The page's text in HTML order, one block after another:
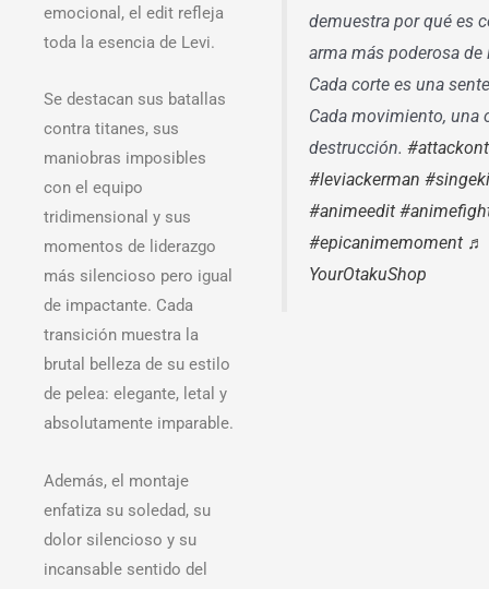
emocional, el edit refleja
toda la esencia de Levi.
Se destacan sus batallas
contra titanes, sus
maniobras imposibles
con el equipo
tridimensional y sus
momentos de liderazgo
más silencioso pero igual
de impactante. Cada
transición muestra la
brutal belleza de su estilo
de pelea: elegante, letal y
absolutamente imparable.
Además, el montaje
enfatiza su soledad, su
dolor silencioso y su
incansable sentido del
demuestra por qué es
arma más poderosa
Cada corte es una
Cada movimiento, una
destrucción.
#leviackerman
#animeedit
#epicanimemoment ♬
YourOtakuShop